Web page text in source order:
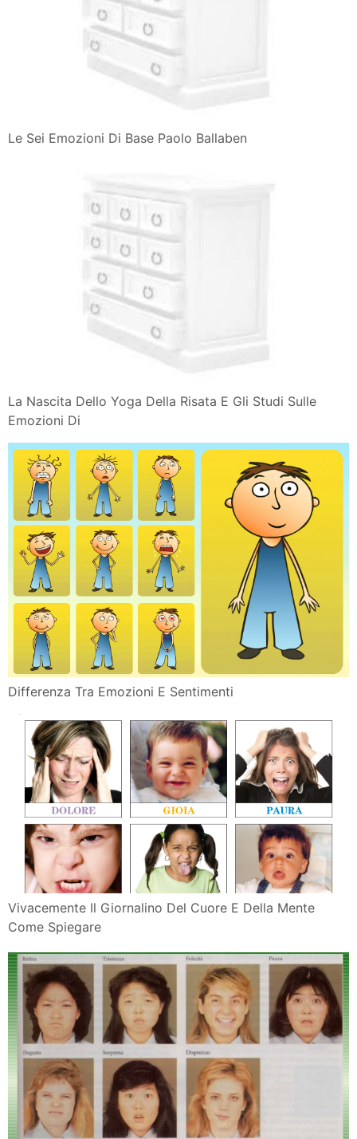
Le Sei Emozioni Di Base Paolo Ballaben
La Nascita Dello Yoga Della Risata E Gli Studi Sulle
Emozioni Di
Differenza Tra Emozioni E Sentimenti
Vivacemente Il Giornalino Del Cuore E Della Mente
Come Spiegare